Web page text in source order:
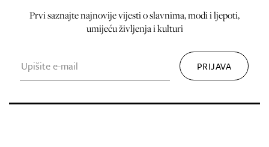
Prvi saznajte najnovije vijesti o slavnima, modi i ljepoti,
umijeću življenja i kulturi